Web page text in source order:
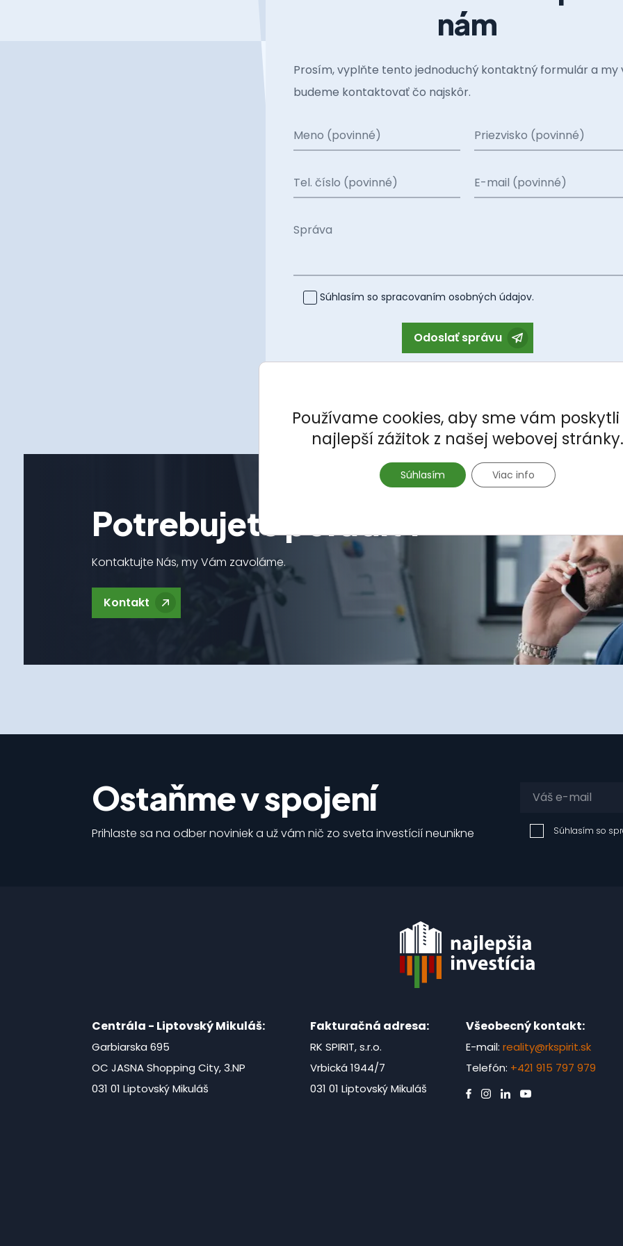
nám
Prosím, vyplňte tento jednoduchý kontaktný formulár a my
budeme kontaktovať čo najskôr.
Meno (povinné) Priezvisko (povinné)
Tel. číslo (povinné) E-mail (povinné)
Správa
Súhlasím so spracovaním osobných údajov.
Odoslať správu
Potrebujete poradiť?
Kontaktujte Nás, my Vám zavoláme.
Kontakt
Ostaňme v spojení
Prihlaste sa na odber noviniek a už vám nič zo sveta investícií neunikne Súhlasím so
Centrála - Liptovský Mikuláš:
Garbiarska 695
OC JASNA Shopping City, 3.NP
031 01 Liptovský Mikuláš
Fakturačná adresa:
RK SPIRIT, s.r.o.
Vrbická 1944/7
031 01 Liptovský Mikuláš
Všeobecný kontakt:
E-mail: reality@rkspirit.sk
Telefón: +421 915 797 979
Používame cookies, aby sme vám
najlepší zážitok z našej webovej stránky.
Súhlasím Viac info